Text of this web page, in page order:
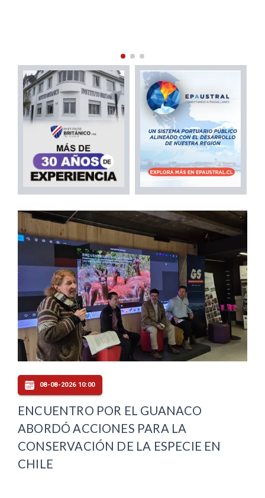
08-08-2026 10:00
ENCUENTRO POR EL GUANACO
ABORDÓ ACCIONES PARA LA
CONSERVACIÓN DE LA ESPECIE EN
CHILE